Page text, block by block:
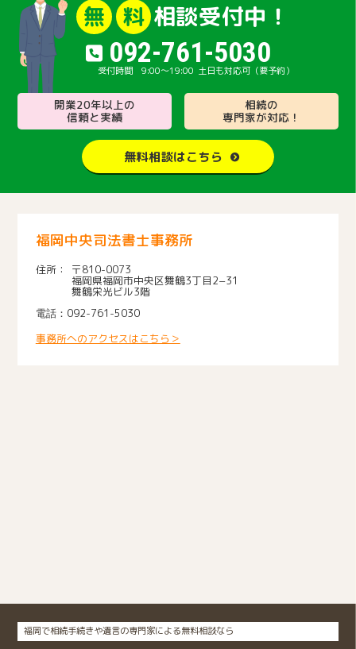
無 料 相談受付中！
092-761-5030
9:00～19:00 土日も対応可（要予約）
開業20年以上の
信頼と実績
相続の
専門家が対応！
無料相談はこちら
福岡中央司法書士事務所
〒810-0073
福岡県福岡市中央区舞鶴3丁目2−31
舞鶴栄光ビル3階
092-761-5030
事務所へのアクセスはこちら＞
福岡で相続手続きや遺言の専門家による無料相談なら